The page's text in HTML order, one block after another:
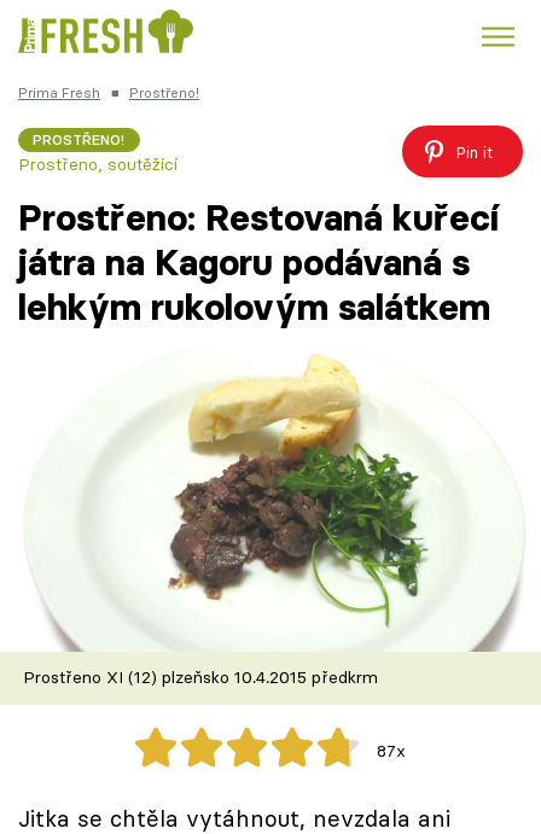
Česká kuchyně
Témata
Články
Škola vaření
Recepty z TV
Speciál: Cuketa
Těhotnej kuchař
Prima Fresh ■ Prostřeno!
PROSTŘENO!
Prostřeno, soutěžící
Pin it
Prostřeno: Restovaná kuřecí
játra na Kagoru podávaná s
lehkým rukolovým salátkem
Prostřeno XI (12) plzeňsko 10.4.2015 předkrm
87x
Jitka se chtěla vytáhnout, nevzdala ani